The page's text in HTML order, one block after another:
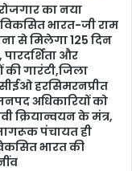
का नया
भारत-जी राम
से मिलेगा 125 दिन
और
की गारंटी,जिला
हरसिमरनप्रीत
अधिकारियों को
क्रियान्वयन के मंत्र,
पंचायत ही
भारत की